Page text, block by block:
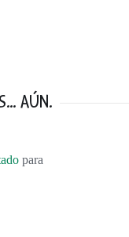
AÚN.
para